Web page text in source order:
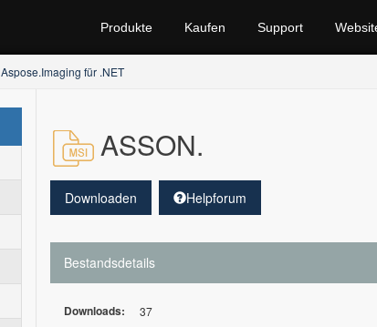
Produkte
Kaufen Support
Aspose.Imaging für .NET
ASSON.
Downloaden Helpforum
Bestandsdetails
Downloads: 37